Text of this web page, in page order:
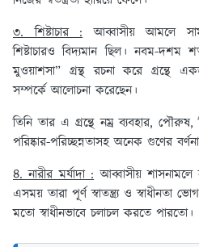
৩. শিষ্টাচার :আব্বাসীয় আমলে
শিষ্টাচারও বিদ্যমান ছিল। নবম-
মুওয়াশসা” গ্রন্থ রচনা করে গ্রন্থে
সম্পর্কে আলোচনা করেছেন।
তিনি তার এ গ্রন্থে নম্র ব্যবহার, পৌরুষ,
পরিষ্কার-পরিচ্ছন্নতাসহ অনেক গুণের
৪. নারীর মর্যাদা :আব্বাসীয় শাসনামলে
এসময় তারা পূর্ণ স্বাতন্ত্র্য ও
মতো স্বাধীনভাবে চলাচল করতে পারতো।